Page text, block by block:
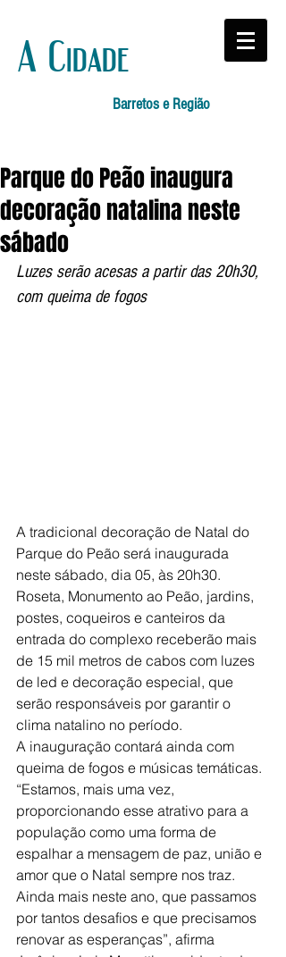
A Cidade
Barretos e Região
Parque do Peão inaugura
decoração natalina neste
sábado
Luzes serão acesas a partir das 20h30,
com queima de fogos
A tradicional decoração de Natal do
Parque do Peão será inaugurada
neste sábado, dia 05, às 20h30.
Roseta, Monumento ao Peão, jardins,
postes, coqueiros e canteiros da
entrada do complexo receberão mais
de 15 mil metros de cabos com luzes
de led e decoração especial, que
serão responsáveis por garantir o
clima natalino no período.
A inauguração contará ainda com
queima de fogos e músicas temáticas.
“Estamos, mais uma vez,
proporcionando esse atrativo para a
população como uma forma de
espalhar a mensagem de paz, união e
amor que o Natal sempre nos traz.
Ainda mais neste ano, que passamos
por tantos desafios e que precisamos
renovar as esperanças”, afirma